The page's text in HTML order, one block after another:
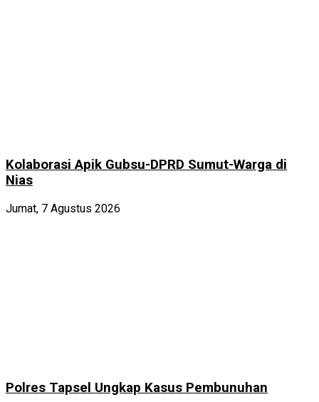
Kolaborasi Apik Gubsu-DPRD Sumut-Warga di
Nias
Jumat, 7 Agustus 2026
Polres Tapsel Ungkap Kasus Pembunuhan